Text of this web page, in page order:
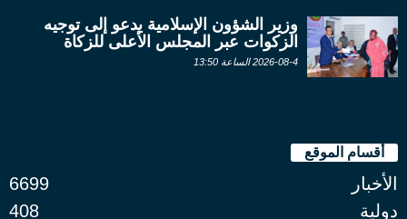
وزير الشؤون الإسلامية يدعو إلى توجيه
الزكوات عبر المجلس الأعلى للزكاة
2026-08-4 الساعة 13:50
أقسام الموقع
الأخبار
6699
دولية
408